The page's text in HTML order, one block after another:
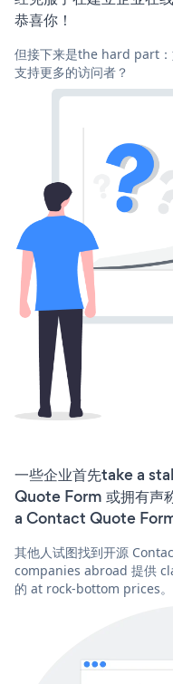
恭喜你！
但接下来是the hard part
支持更多的访问者？
一些企业首先take a
Quote Form 或拥有声
a Contact Quote
其他人试图找到开源
companies abroad 提供
的 at rock-bottom prices。